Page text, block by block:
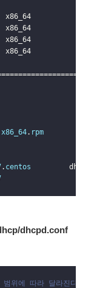
x86_64. rpm
. centos
dhcp-
dhcpd.conf
위에 따라 달라진다)